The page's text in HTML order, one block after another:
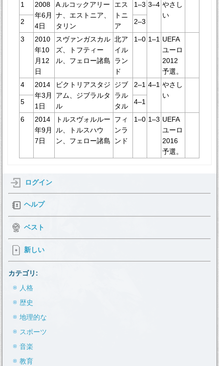
1
2008
年6月
4日
A.ルコックアリー
ナ、エストニア、
タリン
エス
トニ
ア
1–3 3–4 やさし
い
2
2–3
3
2010
年10
月12
日
スヴァンガスカル
ズ、トフティー
ル、フェロー諸島
北ア
イル
ラン
ド
1–0 1–1 UEFA
ユーロ
2012
予選。
4
2014
年3月
1日
ビクトリアスタジ
アム、ジブラルタ
ル
ジブ
ラル
タル
2–1 4–1 やさし
い
5
4–1
6
2014
年9月
7日
トルスヴォルルー
ル、トルスハウ
ン、フェロー諸島
フィ
ンラ
ンド
1–0 1–3 UEFA
ユーロ
2016
予選。
ログイン
ヘルプ
ベスト
新しい
カテゴリ:
人格
歴史
地理的な
スポーツ
音楽
教育